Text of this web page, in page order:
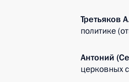
Третьяков
политике
Антоний
церковных